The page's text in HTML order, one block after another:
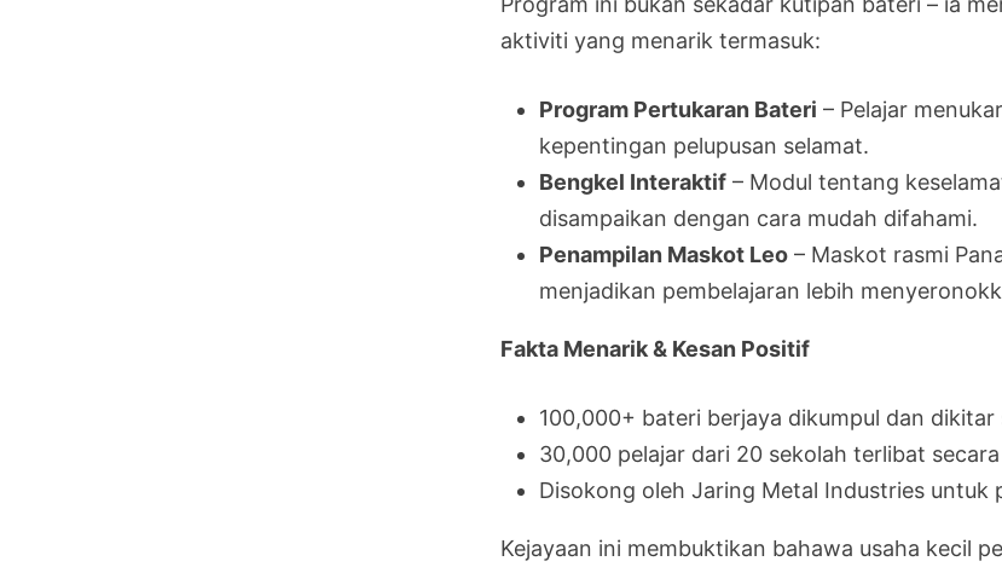
aktiviti yang menarik termasuk:
Program Pertukaran Bateri – Pelajar
kepentingan pelupusan selamat.
Bengkel Interaktif – Modul tentang
disampaikan dengan cara mudah difahami.
Penampilan Maskot Leo – Maskot rasmi
menjadikan pembelajaran lebih
Fakta Menarik & Kesan Positif
100,000+ bateri berjaya dikumpul dan dikitar
30,000 pelajar dari 20 sekolah terlibat
Disokong oleh Jaring Metal Industries
Kejayaan ini membuktikan bahawa usaha kecil